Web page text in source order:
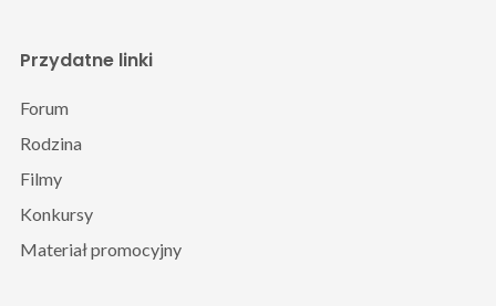
Przydatne linki
Forum
Rodzina
Filmy
Konkursy
Materiał promocyjny